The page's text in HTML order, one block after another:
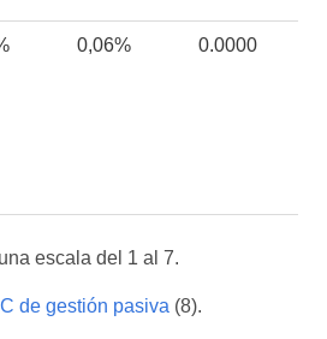
0,06% 0.0000
escala del 1 al 7.
IIC de gestión pasiva (8).